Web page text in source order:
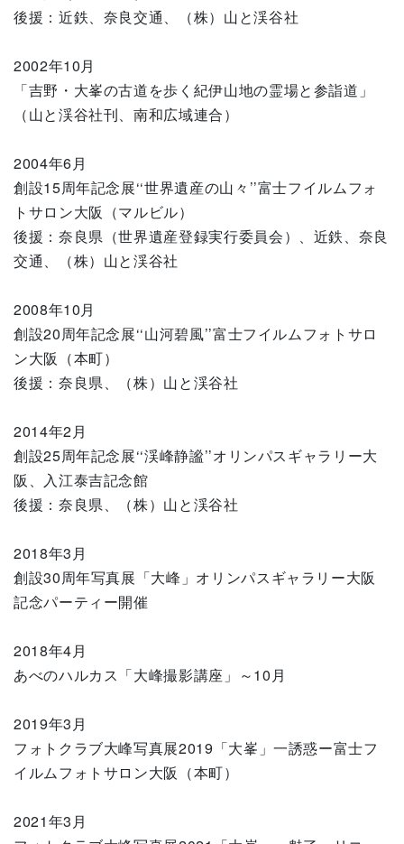
後援：近鉄、奈良交通、（株）山と渓谷社
2002年10月
「吉野・大峯の古道を歩く紀伊山地の霊場と参詣道」
（山と渓谷社刊、南和広域連合）
2004年6月
創設15周年記念展‘‘世界遺産の山々’’富士フイルムフォ
トサロン大阪（マルビル）
後援：奈良県（世界遺産登録実行委員会）、近鉄、奈良
交通、（株）山と渓谷社
2008年10月
創設20周年記念展‘‘山河碧風’’富士フイルムフォトサロ
ン大阪（本町）
後援：奈良県、（株）山と渓谷社
2014年2月
創設25周年記念展‘‘渓峰静謐’’オリンパスギャラリー大
阪、入江泰吉記念館
後援：奈良県、（株）山と渓谷社
2018年3月
創設30周年写真展「大峰」オリンパスギャラリー大阪
記念パーティー開催
2018年4月
あべのハルカス「大峰撮影講座」～10月
2019年3月
フォトクラブ大峰写真展2019「大峯」一誘惑ー富士フ
イルムフォトサロン大阪（本町）
2021年3月